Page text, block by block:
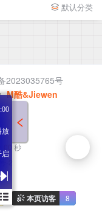
默认分类
2023035765号
M酷&Jiewen
秒
2
本页访客 8
放
启